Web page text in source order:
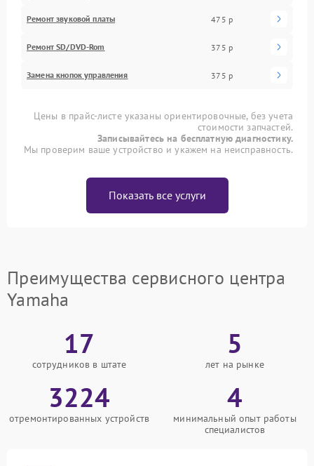
Ремонт звуковой платы 475 р
Ремонт SD/DVD-Rom 375 р
Замена кнопок управления 375 р
Цены в прайс-листе указаны ориентировочные, без учета
стоимости запчастей.
Записывайтесь на бесплатную диагностику.
Мы проверим ваше устройство и укажем на неисправность.
Показать все услуги
Преимущества сервисного центра
Yamaha
17
сотрудников в штате
5
лет на рынке
3224
отремонтированных устройств
4
минимальный опыт работы
специалистов